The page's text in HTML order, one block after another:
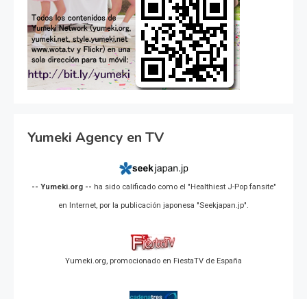
Yumeki Agency en TV
-- Yumeki.org -- ha sido calificado como el "Healthiest J-Pop fansite"
en Internet, por la publicación japonesa "Seekjapan.jp".
Yumeki.org, promocionado en FiestaTV de España